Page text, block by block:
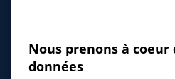
Nous prenons à coeur
données